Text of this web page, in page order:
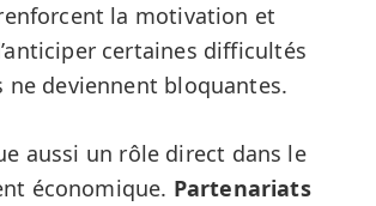
la motivation et
certaines difficultés
ne deviennent bloquantes.
aussi un rôle direct dans le
économique. Partenariats